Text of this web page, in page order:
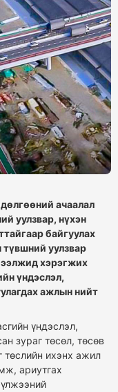
ачаалал
уулзвар, нүхэн
байгуулах
уулзвар
хэрэгжих
үндэслэл,
ажлын нийт
үндэслэл,
зураг төсөл, төсөв
төслийн ихэнх ажил
ариутгах